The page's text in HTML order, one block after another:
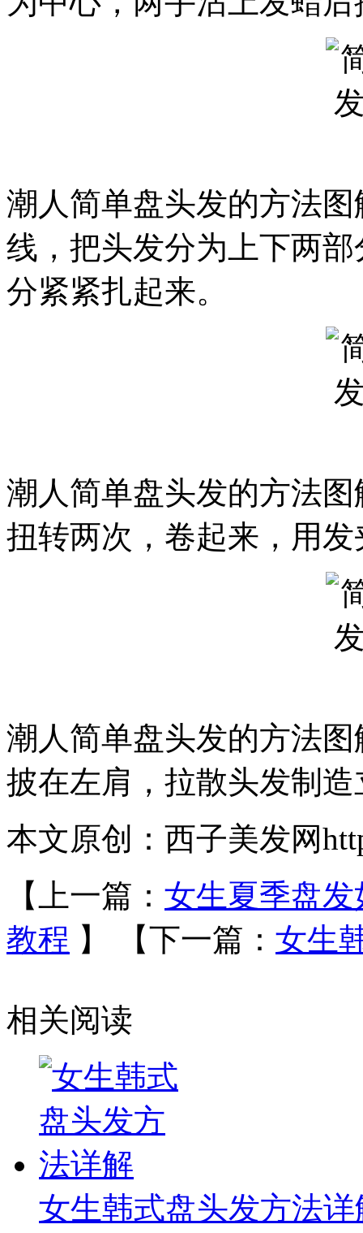
潮人简单盘头发的方法
线，把头发分为上下两
分紧紧扎起来。
潮人简单盘头发的方法
扭转两次，卷起来，用
潮人简单盘头发的方法
披在左肩，拉散头发制
本文原创：西子美发网
【上一篇： 女生夏季盘
教程 】 【下一篇： 女生
相关阅读
女生韩式盘头发方法详